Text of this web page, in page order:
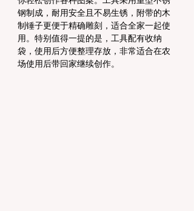
钢制成，耐用安全且不易生锈，附带的木
制锤子更便于精确雕刻，适合全家一起使
用。特别值得一提的是，工具配有收纳
袋，使用后方便整理存放，非常适合在农
场使用后带回家继续创作。